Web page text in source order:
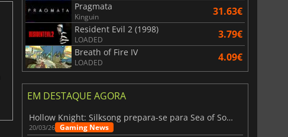
Pragmata
Kinguin 31.63€
Resident Evil 2 (1998)
LOADED 3.79€
Breath of Fire IV
LOADED 4.09€
EM DESTAQUE AGORA
Hollow Knight: Silksong prepara-se para Sea of Sorrow com um patch
20/03/26 Gaming News